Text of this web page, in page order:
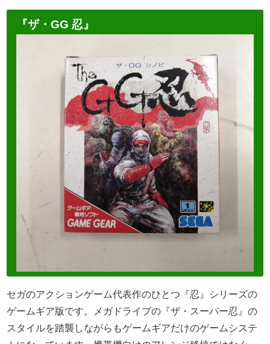
『ザ・GG 忍』
セガのアクションゲーム代表作のひとつ『忍』シリーズの
ゲームギア版です。メガドライブの『ザ・スーパー忍』の
スタイルを踏襲しながらもゲームギアだけのゲームシステ